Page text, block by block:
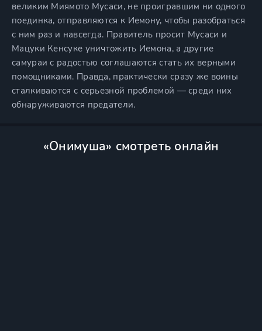
великим Миямото Мусаси, не проигравшим ни одного
поединка, отправляются к Иемону, чтобы разобраться
с ним раз и навсегда. Правитель просит Мусаси и
Мацуки Кенсуке уничтожить Иемона, а другие
самураи с радостью соглашаются стать их верными
помощниками. Правда, практически сразу же воины
сталкиваются с серьезной проблемой — среди них
обнаруживаются предатели.
«Онимуша» смотреть онлайн